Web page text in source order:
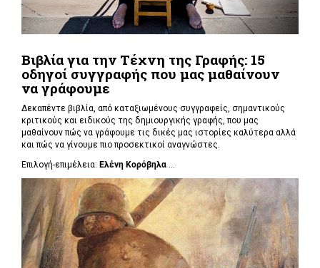
Βιβλία για την Τέχνη της Γραφής: 15
οδηγοί συγγραφής που μας μαθαίνουν
να γράφουμε
Δεκαπέντε βιβλία, από καταξιωμένους συγγραφείς, σημαντικούς
κριτικούς και ειδικούς της δημιουργικής γραφής, που μας
μαθαίνουν πώς να γράφουμε τις δικές μας ιστορίες καλύτερα αλλά
και πώς να γίνουμε πιο προσεκτικοί αναγνώστες.
Επιλογή-επιμέλεια: Ελένη Κορόβηλα ...